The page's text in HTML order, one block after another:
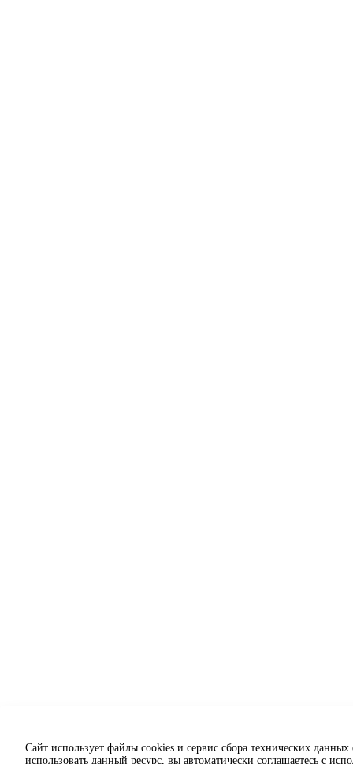
Сайт использует файлы cookies и сервис сбора технических
использовать данный ресурс, вы автоматически соглашаетесь с